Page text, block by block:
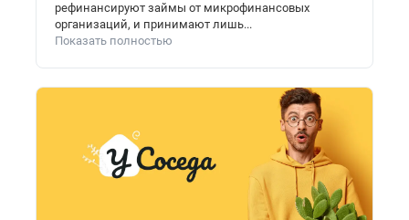
рефинансируют займы от микрофинансовых
организаций, и принимают лишь...
Показать полностью